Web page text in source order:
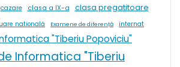
cazare clasa a IX-a clasa pregatitoare
natională Examene de diferență internat
"Tiberiu Popoviciu"
Informatica "Tiberiu